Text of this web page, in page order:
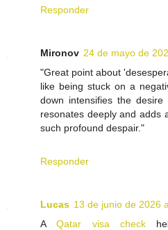
Responder
Mironov 24 de mayo de
"Great point about
like being stuck on a
down intensifies the
resonates deeply and adds
such profound despair."
Responder
Lucas 13 de junio de 2026
AQatar visa check